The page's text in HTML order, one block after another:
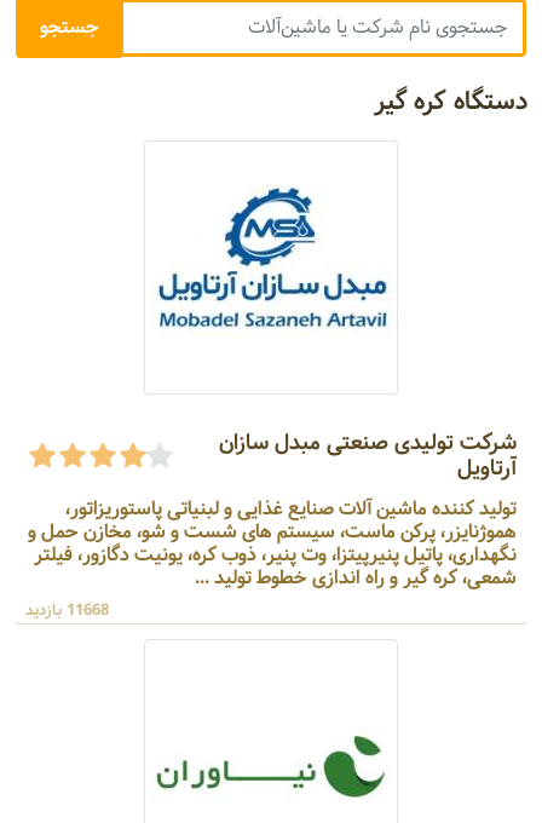
دستگاه کره گیر
شرکت تولیدی صنعتی مبدل سازان
آرتاویل
تولید کننده ماشین آلات صنایع غذایی و لبنیاتی پاستوریزاتور،
هموژنایزر، پرکن ماست، سیستم های شست و شو، مخازن حمل و
نگهداری، پاتیل پنیرپیتزا، وت پنیر، ذوب کره، یونیت دگازور، فیلتر
شمعی، کره گیر و راه اندازی خطوط تولید ...
11668 بازدید